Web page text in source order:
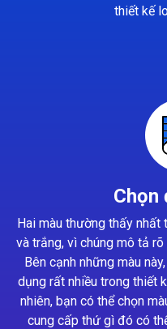
thiết kế
Chọn
Hai màu thường thấy
và trắng, vì chúng mô tả
Bên cạnh những màu
dụng rất nhiều trong thiết
nhiên, bạn có thể chọn
cung cấp thứ gì đó có